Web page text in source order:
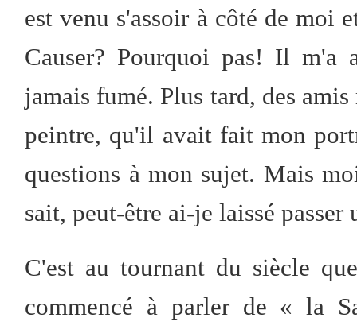
est venu s'assoir à côté de moi
Causer? Pourquoi pas! Il m'a
jamais fumé. Plus tard, des
peintre, qu'il avait fait mon
questions à mon sujet. Mais
sait, peut-être ai-je laissé passer
C'est au tournant du siècle
commencé à parler de « la